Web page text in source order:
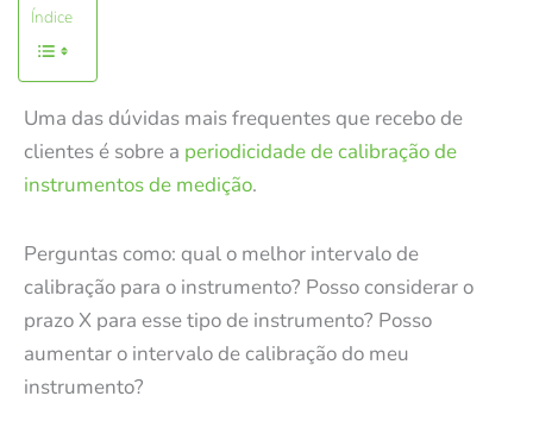
Índice
Uma das dúvidas mais frequentes que recebo de
clientes é sobre a periodicidade de calibração de
instrumentos de medição.
Perguntas como: qual o melhor intervalo de
calibração para o instrumento? Posso considerar o
prazo X para esse tipo de instrumento? Posso
aumentar o intervalo de calibração do meu
instrumento?